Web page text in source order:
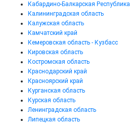
Кабардино-Балкарская Республика
Калининградская область
Калужская область
Камчатский край
Кемеровская область - Кузбасс
Кировская область
Костромская область
Краснодарский край
Красноярский край
Курганская область
Курская область
Ленинградская область
Липецкая область